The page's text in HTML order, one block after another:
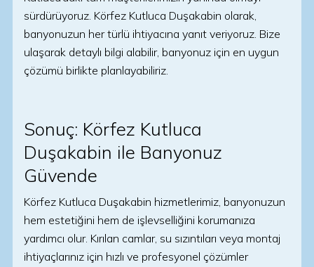
sürdürüyoruz. Körfez Kutluca Duşakabin olarak,
banyonuzun her türlü ihtiyacına yanıt veriyoruz. Bize
ulaşarak detaylı bilgi alabilir, banyonuz için en uygun
çözümü birlikte planlayabiliriz.
Sonuç: Körfez Kutluca
Duşakabin ile Banyonuz
Güvende
Körfez Kutluca Duşakabin hizmetlerimiz, banyonuzun
hem estetiğini hem de işlevselliğini korumanıza
yardımcı olur. Kırılan camlar, su sızıntıları veya montaj
ihtiyaçlarınız için hızlı ve profesyonel çözümler